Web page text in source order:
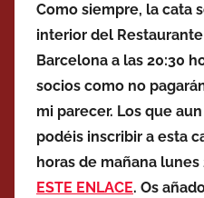
Como siempre, la cata
interior del Restaurante
Barcelona a las 20:30
socios como no
mi parecer. Los que
podéis inscribir a esta
horas de mañana
ESTE ENLACE. Os